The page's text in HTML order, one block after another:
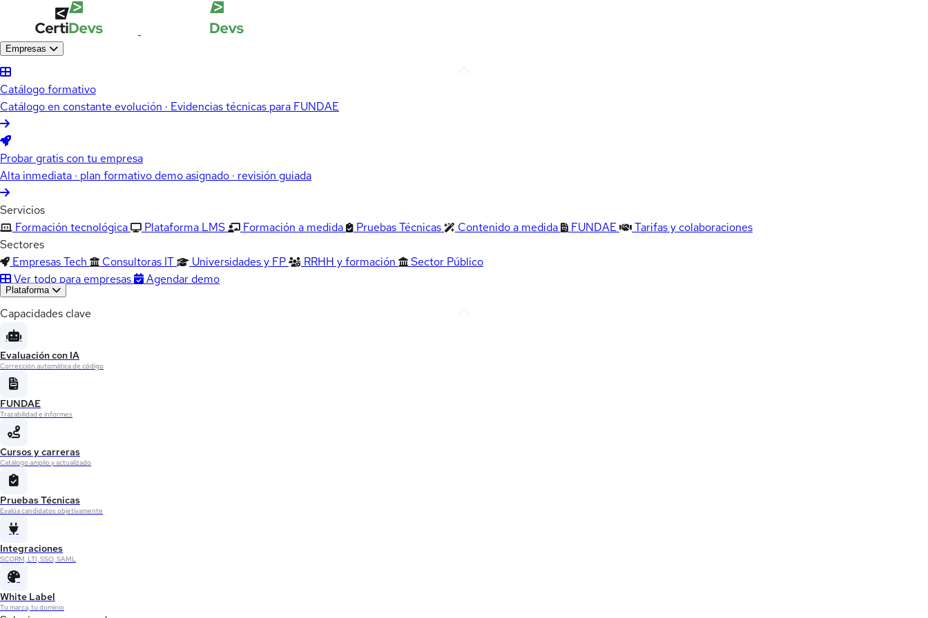
Empresas
Catálogo formativo
Catálogo en constante evolución · Evidencias técnicas para FUNDAE
Probar gratis con tu empresa
Alta inmediata · plan formativo demo asignado · revisión guiada
Servicios
Formación tecnológica
Plataforma LMS Formación a medida Pruebas Técnicas Contenido a medida FUNDAE
Tarifas y colaboraciones
Sectores
Empresas Tech
Consultoras IT Universidades y FP RRHH y formación
Sector Público
Ver todo para empresas
Agendar demo
Plataforma
Capacidades clave
Evaluación con IA
Corrección automática de código
FUNDAE
Trazabilidad e informes
Cursos y carreras
Catálogo amplio y actualizado
Pruebas Técnicas
Evalúa candidatos objetivamente
Integraciones
SCORM, LTI, SSO, SAML
White Label
Tu marca, tu dominio